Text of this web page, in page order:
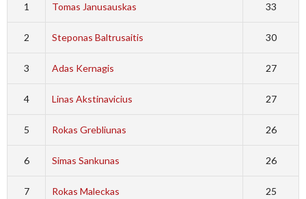
1 Tomas Janusauskas 33
2 Steponas Baltrusaitis 30
3 Adas Kernagis 27
4 Linas Akstinavicius 27
5 Rokas Grebliunas 26
6 Simas Sankunas 26
7 Rokas Maleckas 25